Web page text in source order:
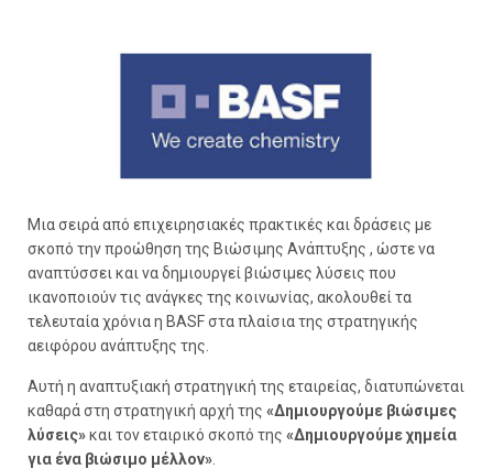
Μια σειρά από επιχειρησιακές πρακτικές και δράσεις με
σκοπό την προώθηση της Βιώσιμης Ανάπτυξης , ώστε να
αναπτύσσει και να δημιουργεί βιώσιμες λύσεις που
ικανοποιούν τις ανάγκες της κοινωνίας, ακολουθεί τα
τελευταία χρόνια η BASF στα πλαίσια της στρατηγικής
αειφόρου ανάπτυξης της.
Αυτή η αναπτυξιακή στρατηγική της εταιρείας, διατυπώνεται
καθαρά στη στρατηγική αρχή της «Δημιουργούμε βιώσιμες
λύσεις»και τον εταιρικό σκοπό της «Δημιουργούμε χημεία
για ένα βιώσιμο μέλλον»